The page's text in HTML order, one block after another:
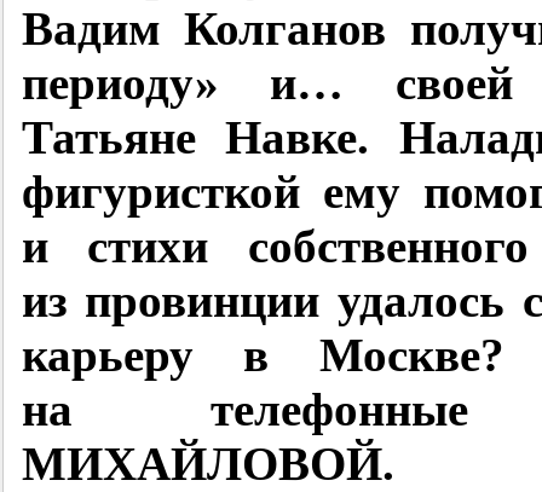
Вадим Колганов
периоду» и… своей
Татьяне Навке.
фигуристкой ему
и стихи
из провинции удалось
карьеру в Москве?
на
МИХАЙЛОВОЙ.